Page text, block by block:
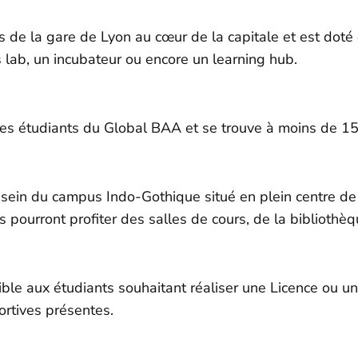
de la gare de Lyon au cœur de la capitale et est
un incubateur ou encore un learning hub.
étudiants du Global BAA et se trouve à moins de
du campus Indo-Gothique situé en plein centre
pourront profiter des salles de cours, de la
aux étudiants souhaitant réaliser une Licence ou
présentes.